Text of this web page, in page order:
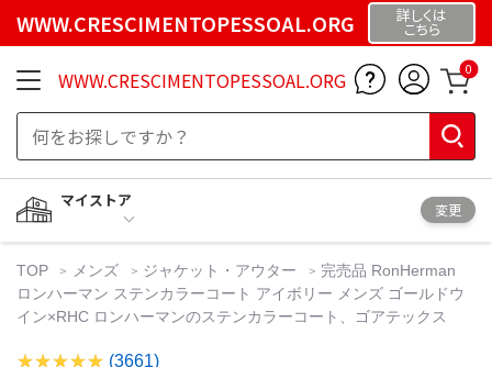
WWW.CRESCIMENTOPESSOAL.ORG 詳しくは
こちら
WWW.CRESCIMENTOPESSOAL.ORG 0
マイストア
変更
TOP メンズ ジャケット・アウター
完売品 RonHerman
ロンハーマン ステンカラーコート アイボリー メンズ ゴールドウ
イン×RHC ロンハーマンのステンカラーコート、ゴアテックス
(3661)